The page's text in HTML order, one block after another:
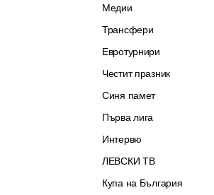
Медии
Трансфери
Евротурнири
Честит празник
Синя памет
Първа лига
Интервю
ЛЕВСКИ ТВ
Купа на България